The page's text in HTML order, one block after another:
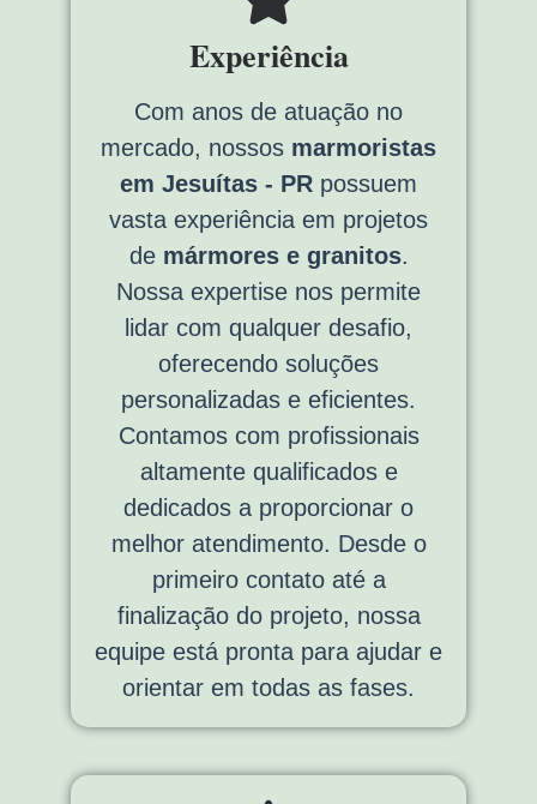
Experiência
Com anos de atuação no
mercado, nossos marmoristas
em Jesuítas - PR possuem
vasta experiência em projetos
de mármores e granitos.
Nossa expertise nos permite
lidar com qualquer desafio,
oferecendo soluções
personalizadas e eficientes.
Contamos com profissionais
altamente qualificados e
dedicados a proporcionar o
melhor atendimento. Desde o
primeiro contato até a
finalização do projeto, nossa
equipe está pronta para ajudar e
orientar em todas as fases.